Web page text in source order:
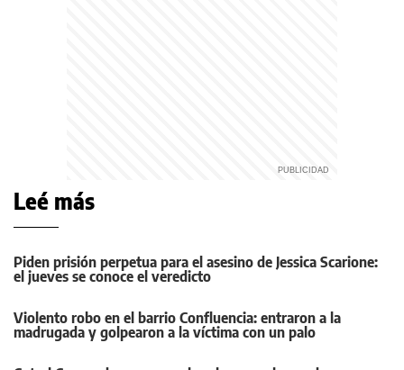
Leé más
Piden prisión perpetua para el asesino de Jessica Scarione:
el jueves se conoce el veredicto
Violento robo en el barrio Confluencia: entraron a la
madrugada y golpearon a la víctima con un palo